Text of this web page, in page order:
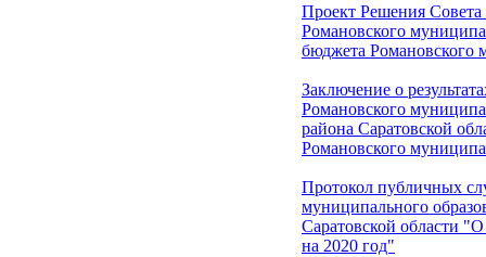
Проект Решения Совета
Романовского
бюджета Романовского
Заключение о
Романовского
района Саратовской
Романовского
Протокол публичных
муниципального
Саратовской области
на 2020 год"